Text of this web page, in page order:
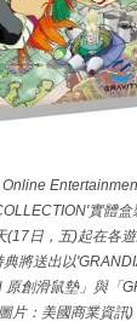
實體盒
日，五)起在各
將送出以
創滑鼠墊」與「
片：美國商業資訊)